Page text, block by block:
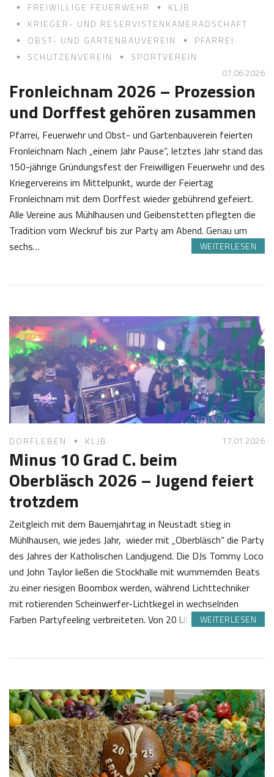
FREIWILLIGE FEUERWEHR
KLJB
KRIEGER- UND RESERVISTENKAMERADSCHAFT
OBST- UND GARTENBAUVEREIN
PFARREI
SCHÜTZENVEREIN
SPORTVEREIN
07.06 2026
Fronleichnam 2026 – Prozession
und Dorffest gehören zusammen
Pfarrei, Feuerwehr und Obst- und Gartenbauverein feierten
Fronleichnam Nach „einem Jahr Pause“, letztes Jahr stand das
150-jährige Gründungsfest der Freiwilligen Feuerwehr und des
Kriegervereins im Mittelpunkt, wurde der Feiertag
Fronleichnam mit dem Dorffest wieder gebührend gefeiert.
Alle Vereine aus Mühlhausen und Geibenstetten pflegten die
Tradition vom Weckruf bis zur Party am Abend. Genau um
sechs…
WEITERLESEN
7
0
6
2
0
2
6
o
e
f
K
a
s
l
DORFLEBEN KLJB 17.01 2026
Minus 10 Grad C. beim
Oberbläsch 2026 – Jugend feiert
trotzdem
Zeitgleich mit dem Bauernjahrtag in Neustadt stieg in
Mühlhausen, wie jedes Jahr, wieder mit „Oberbläsch“ die Party
des Jahres der Katholischen Landjugend. Die DJs Tommy Loco
und John Taylor ließen die Stockhalle mit wummernden Beats
zu einer riesigen Boombox werden, während Lichttechniker
mit rotierenden Scheinwerfer-Lichtkegel in wechselnden
Farben Partyfeeling verbreiteten. Von 20 Uhr bis 3…WEITERLESEN
7
0
1
2
0
2
6
o
e
f
K
a
s
t